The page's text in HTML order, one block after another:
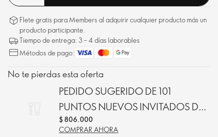
Flete gratis para Members al adquirir cualquier producto más un
producto participante.
Tiempo de entrega: 3 – 4 días laborables
Métodos de pago:
No te pierdas esta oferta
PEDIDO SUGERIDO DE 101
PUNTOS NUEVOS INVITADOS DE
C11
$ 806.000
COMPRAR AHORA